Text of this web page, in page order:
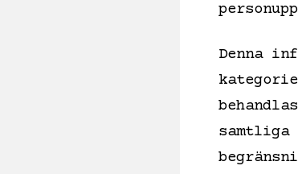
Denna
samtliga